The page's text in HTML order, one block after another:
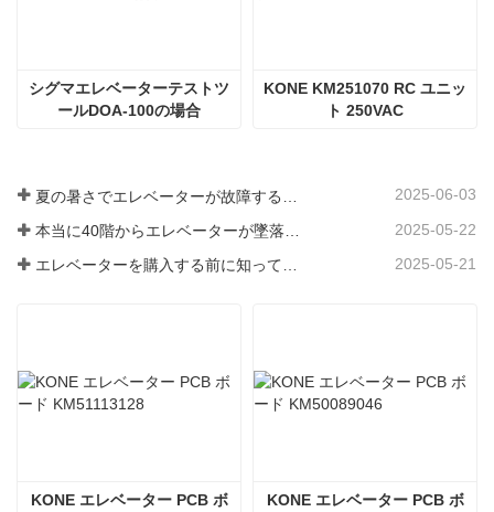
シグマエレベーターテストツ
ールDOA-100の場合
KONE KM251070 RC ユニッ
ト 250VAC
2025-06-03
2025-05-22
エレベーターを購入する前に知っておくべき3つのこと 2025-05-21
KONE エレベーター PCB ボ
KONE エレベーター PCB ボ